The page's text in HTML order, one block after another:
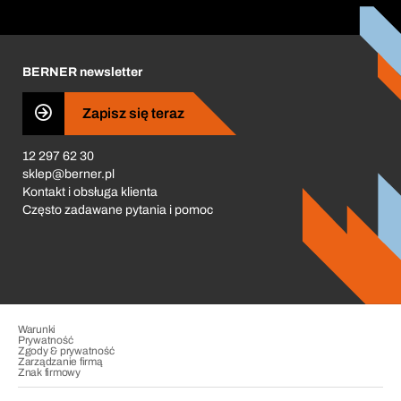
Business Conduct
BERNER newsletter
Zapisz się teraz
12 297 62 30
sklep@berner.pl
Kontakt i obsługa klienta
Często zadawane pytania i pomoc
Warunki
Prywatność
Zgody & prywatność
Zarządzanie firmą
Znak firmowy